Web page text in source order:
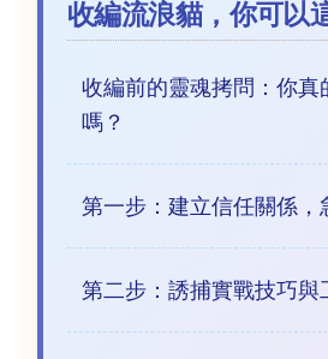
收編流浪貓，你可以
收編前的靈魂拷問：你真
嗎？
第一步：建立信任關係，
第二步：誘捕實戰技巧與